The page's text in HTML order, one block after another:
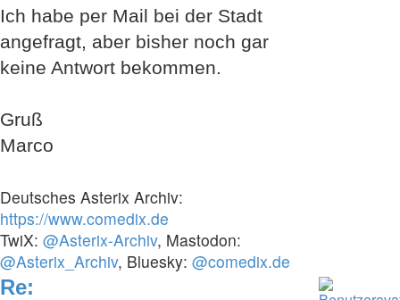
Ich habe per Mail bei der Stadt
angefragt, aber bisher noch gar
keine Antwort bekommen.
Gruß
Marco
Deutsches Asterix Archiv:
https://www.comedix.de
TwiX: @Asterix-Archiv, Mastodon:
@Asterix_Archiv, Bluesky: @comedix.de
Re: